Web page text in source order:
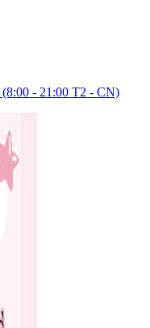
(8:00 - 21:00 T2 - CN)